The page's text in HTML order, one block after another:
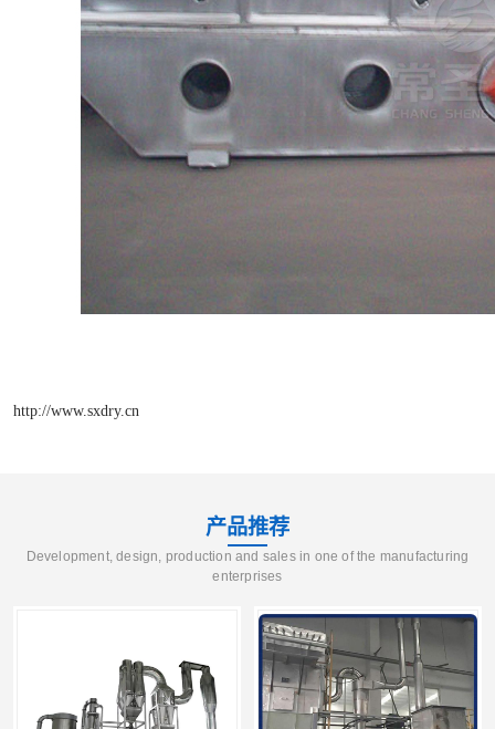
http://www.sxdry.cn
产品推荐
Development, design, production and sales in one of the manufacturing
enterprises